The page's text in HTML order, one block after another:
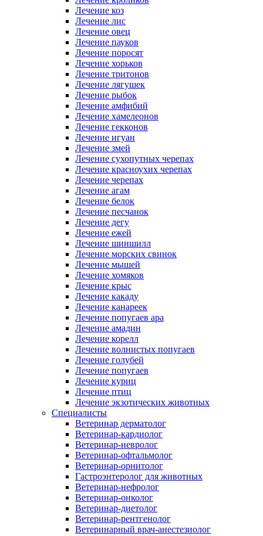
Лечение коз
Лечение лис
Лечение овец
Лечение пауков
Лечение поросят
Лечение хорьков
Лечение тритонов
Лечение лягушек
Лечение рыбок
Лечение амфибий
Лечение хамелеонов
Лечение гекконов
Лечение игуан
Лечение змей
Лечение сухопутных черепах
Лечение красноухих черепах
Лечение черепах
Лечение агам
Лечение белок
Лечение песчанок
Лечение дегу
Лечение ежей
Лечение шиншилл
Лечение морских свинок
Лечение мышей
Лечение хомяков
Лечение крыс
Лечение какаду
Лечение канареек
Лечение попугаев ара
Лечение амадин
Лечение корелл
Лечение волнистых попугаев
Лечение голубей
Лечение попугаев
Лечение куриц
Лечение птиц
Лечение экзотических животных
Специалисты
Ветеринар дерматолог
Ветеринар-кардиолог
Ветеринар-невролог
Ветеринар-офтальмолог
Ветеринар-орнитолог
Гастроэнтеролог для животных
Ветеринар-нефролог
Ветеринар-онколог
Ветеринар-диетолог
Ветеринар-рентгенолог
Ветеринарный врач-анестезиолог